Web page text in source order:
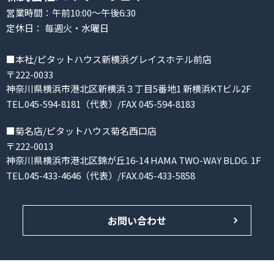
営業時間：午前10:00～午後6:30
定休日： 毎週火・水曜日
■本社/ピタットハウス新横浜グレイスホテル前店
〒222-0033
神奈川県横浜市港北区新横浜３丁目5番地1 新横浜KTビル2F
TEL.045-594-8181（代表）/FAX 045-594-8183
■菊名店/ピタットハウス菊名西口店
〒222-0013
神奈川県横浜市港北区錦が丘16-14 HAMA TWO-WAY BLDG. 1F
TEL.045-433-4646（代表）/FAX.045-433-5858
お問い合わせ